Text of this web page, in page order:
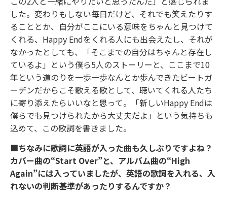
した。変わりもしない毎日だけど、それでも笑えたりす
ることとか、自分がここにいる意味をちゃんと見つけて
くれる、Happy Endをくれる人にも出会えたし、それが
なかったとしても、「そこまでの自分はちゃんと存在し
ているよ」という僕ら5人のストーリーと、ここまで10
年という道のりを一歩一歩なんとか歩んできたビートガ
ーデンだからこそ歌える歌として、聴いてくれる人たち
に寄り添えたらいいなと思って。「新しいHappy Endは
僕らでも見つけられたから大丈夫だよ」という気持ちも
込めて、この歌詞を書きました。
■ちなみに歌詞に英語が入った曲も久しぶりですよね？
カバー曲の“Start Over”と、アルバム曲の“High
Again”には入っていましたが、英語の歌詞を入れる、入
れないの判断基準があったりするんですか？